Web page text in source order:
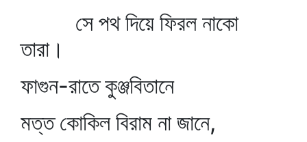
সে পথ দিয়ে ফিরল নাকো
তারা।
ফাগুন-রাতে কুঞ্জবিতানে
মত্ত কোকিল বিরাম না জানে,